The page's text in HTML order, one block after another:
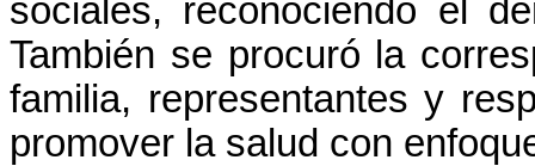
sociales, reconociendo el
También se procuró la
familia, representantes y
promover la salud con